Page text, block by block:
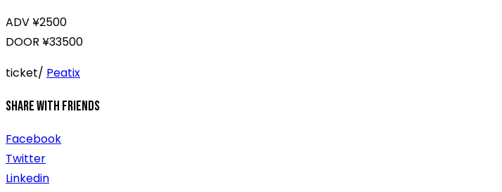
ADV ¥2500
DOOR ¥33500
ticket/ Peatix
Share With Friends
Facebook
Twitter
Linkedin